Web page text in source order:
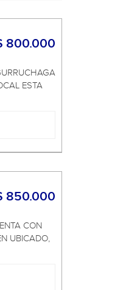
800.000
ESTA
850.000
CON
UBICADO,